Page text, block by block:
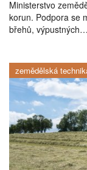
Ministerstvo
korun. Podpora se
břehů, výpustných…
zemědělská